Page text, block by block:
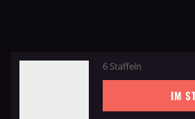
6 Staffeln
IM